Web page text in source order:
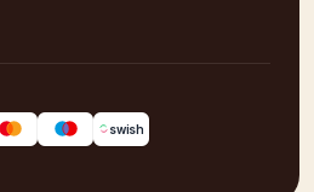
swish